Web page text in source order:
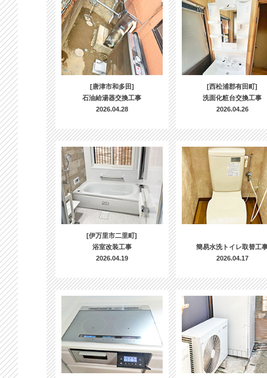
[唐津市和多田]
石油給湯器交換工事
2026.04.28
[西松浦郡有田町]
洗面化粧台交換工事
2026.04.26
[伊万里市二里町]
浴室改装工事
2026.04.19
簡易水洗トイレ取替工
2026.04.17